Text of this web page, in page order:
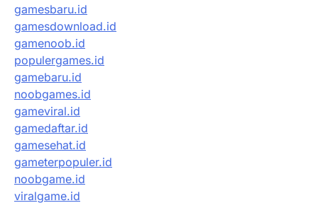
gamesbaru.id
gamesdownload.id
gamenoob.id
populergames.id
gamebaru.id
noobgames.id
gameviral.id
gamedaftar.id
gamesehat.id
gameterpopuler.id
noobgame.id
viralgame.id